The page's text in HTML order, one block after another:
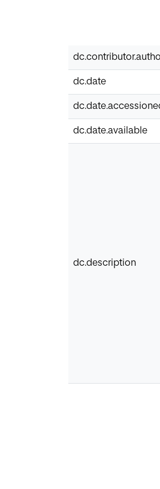
dc.date
dc.date.available
dc.description